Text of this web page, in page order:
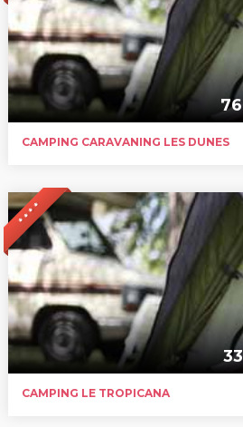
CAMPING CARAVANING LES DUNES
* * * *
CAMPING LE TROPICANA